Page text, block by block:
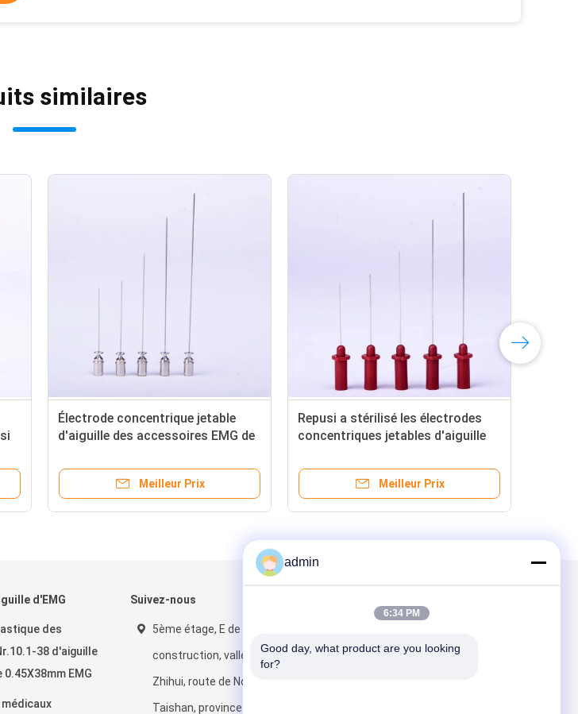
similaires
de
aiguille
Électrodes utilisées simples de NC
dans 7 couleurs
Meilleur Prix
stérilisation utilisée simple
concentrique jetable d'ordre
38MM
Meilleur Prix
d'EMG
des
38 d'aiguille
0.45X38mm EMG
Suivez-nous
5ème étage, E de
construction, vallée de Boji
Zhihui, route de No.2
Taishan, province de
admin
6:34 PM
Good day, what product are you looking
for?